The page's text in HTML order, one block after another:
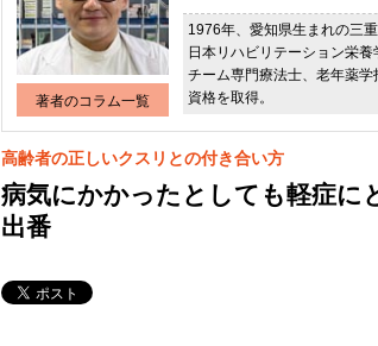
著者のコラム一覧
1976年、愛知県生まれの三
日本リハビリテーション栄
チーム専門療法士、老年薬
資格を取得。
高齢者の正しいクスリとの付き合い方
病気にかかったとしても軽症
出番